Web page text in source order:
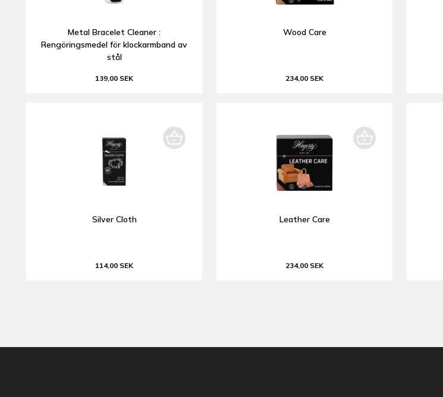
Metal Bracelet Cleaner :
Rengöringsmedel för klockarmband av
stål
139,00 SEK
Wood Care
234,00 SEK
Silver Cloth
114,00 SEK
Leather Care
234,00 SEK